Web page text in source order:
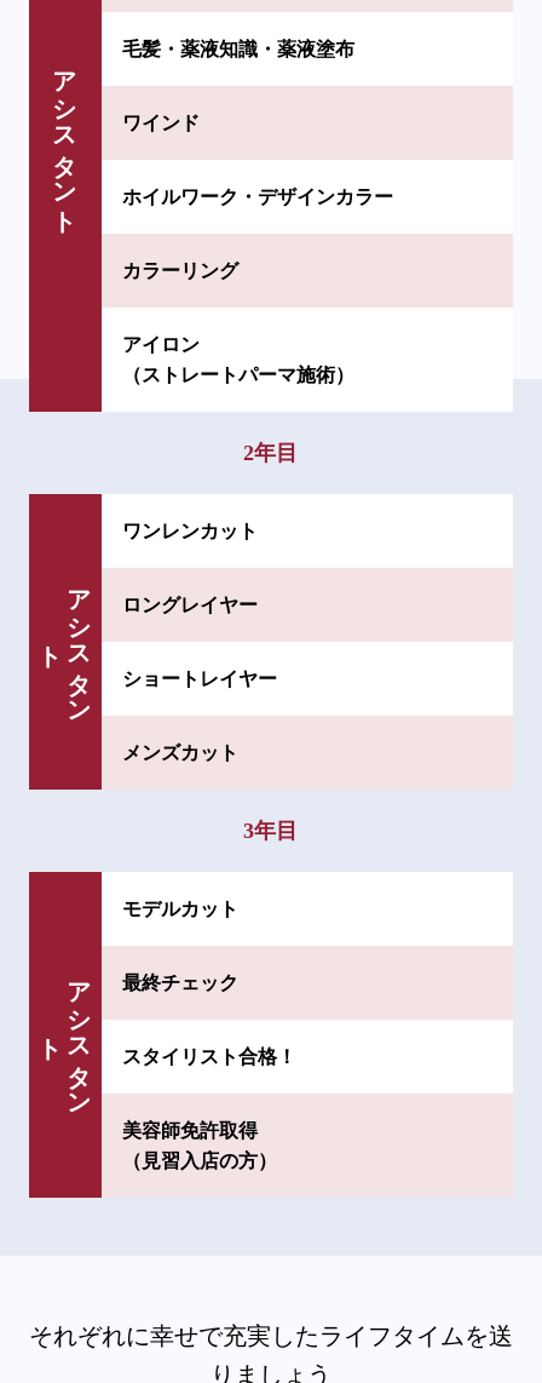
アシスタント
毛髪・薬液知識・薬液塗布
ワインド
ホイルワーク・デザインカラー
カラーリング
アイロン
（ストレートパーマ施術）
2年目
ア
シ
ス タ
ン
ト
ワンレンカット
ロングレイヤー
ショートレイヤー
メンズカット
3年目
ア
シ
ス タ
ン
ト
モデルカット
最終チェック
スタイリスト合格！
美容師免許取得
（見習入店の方）
それぞれに幸せで充実したライフタイムを送
りましょう